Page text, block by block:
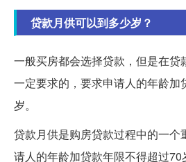
贷款月供可以到多少岁？
一般买房都会选择贷款，但是在贷
一定要求的，要求申请人的年龄加
岁。
贷款月供是购房贷款过程中的一个
请人的年龄加贷款年限不得超过